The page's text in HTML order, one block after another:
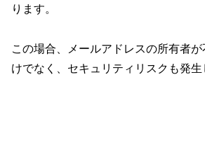
ります。
この場合、メールアドレスの所有者
けでなく、セキュリティリスクも発生